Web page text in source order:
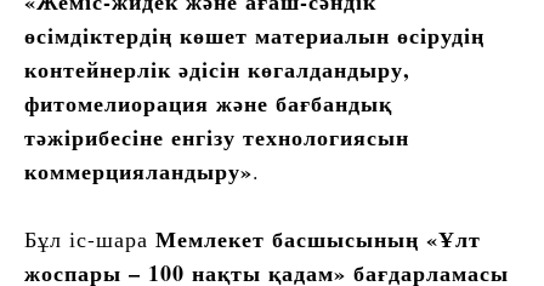
өсімдіктердің көшет материалын өсірудің
контейнерлік әдісін көгалдандыру,
фитомелиорация және бағбандық
тәжірибесіне енгізу технологиясын
коммерцияландыру».
Бұл іс-шара Мемлекет басшысының «Ұлт
жоспары – 100 нақты қадам» бағдарламасы